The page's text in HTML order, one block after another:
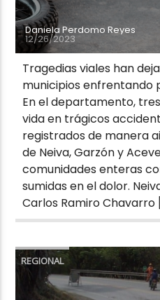
Daniela Perdomo Reyes
12/26/2023
Tragedias viales han
municipios enfrentando
En el departamento,
vida en trágicos
registrados de manera
de Neiva, Garzón y
comunidades enteras
sumidas en el dolor.
Carlos Ramiro Chavarro
REGIONAL